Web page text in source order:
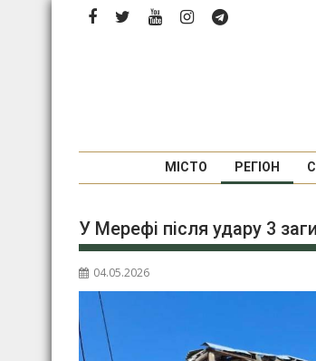
Перейти
МІСТО РЕГІОН
У Мерефі після удару 3
04.05.2026